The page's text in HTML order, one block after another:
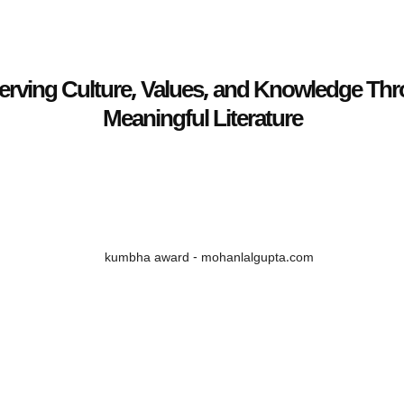
Culture, Values, and Knowledge
Meaningful Literature